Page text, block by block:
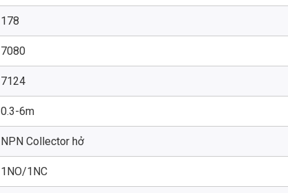
178
7080
7124
0.3-6m
NPN Collector hở
1NO/1NC